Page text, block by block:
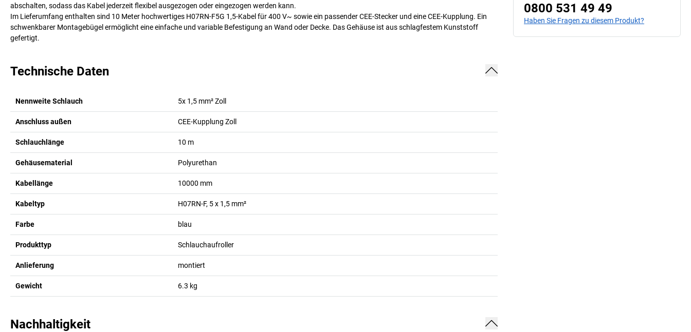
abschalten, sodass das Kabel jederzeit flexibel ausgezogen oder eingezogen werden kann.
Im Lieferumfang enthalten sind 10 Meter hochwertiges H07RN-F5G 1,5-Kabel für 400 V~ sowie ein passender CEE-Stecker und eine CEE-Kupplung. Ein
schwenkbarer Montagebügel ermöglicht eine einfache und variable Befestigung an Wand oder Decke. Das Gehäuse ist aus schlagfestem Kunststoff
gefertigt.
Technische Daten
Nennweite Schlauch 5x 1,5 mm²Zoll
Anschluss außen CEE-Kupplung Zoll
Schlauchlänge 10 m
Gehäusematerial Polyurethan
Kabellänge 10000 mm
Kabeltyp H07RN-F, 5 x 1,5 mm²
Farbe blau
Produkttyp Schlauchaufroller
Anlieferung montiert
Gewicht 6.3 kg
Nachhaltigkeit
0800 531 49 49
Haben Sie Fragen zu diesem Produkt?